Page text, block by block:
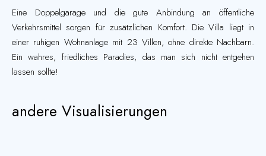
Eine Doppelgarage und die gute Anbindung an öffentliche
Verkehrsmittel sorgen für zusätzlichen Komfort. Die Villa liegt in
einer ruhigen Wohnanlage mit 23 Villen, ohne direkte Nachbarn.
Ein wahres, friedliches Paradies, das man sich nicht entgehen
lassen sollte!
andere Visualisierungen